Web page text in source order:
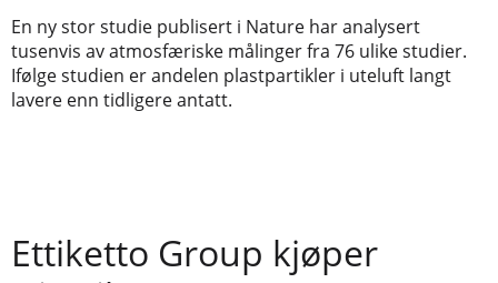
En ny stor studie publisert i Nature har analysert
tusenvis av atmosfæriske målinger fra 76 ulike studier.
Ifølge studien er andelen plastpartikler i uteluft langt
lavere enn tidligere antatt.
Ettiketto Group kjøper